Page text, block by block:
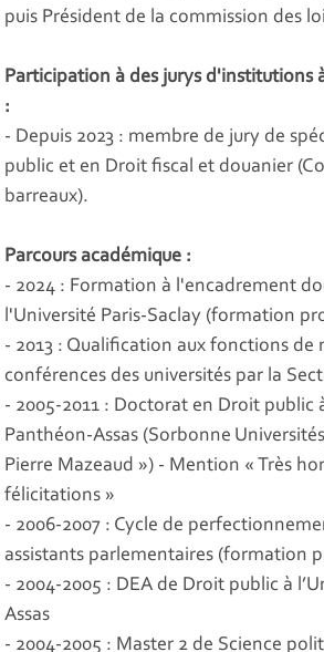
puis Président de la commission des
Participation à des jurys d'institutions
:
- Depuis 2023 : membre de jury de
public et en Droit fiscal et douanier
barreaux).
Parcours académique :
- 2024 : Formation à l'encadrement
l'Université Paris-Saclay (formation
- 2013 : Qualification aux fonctions de
conférences des universités par la
- 2005-2011 : Doctorat en Droit public
Panthéon-Assas (Sorbonne
Pierre Mazeaud ») - Mention « Très
félicitations »
- 2006-2007 : Cycle de
assistants parlementaires (formation
- 2004-2005 : DEA de Droit public à
Assas
- 2004-2005 : Master 2 de Science